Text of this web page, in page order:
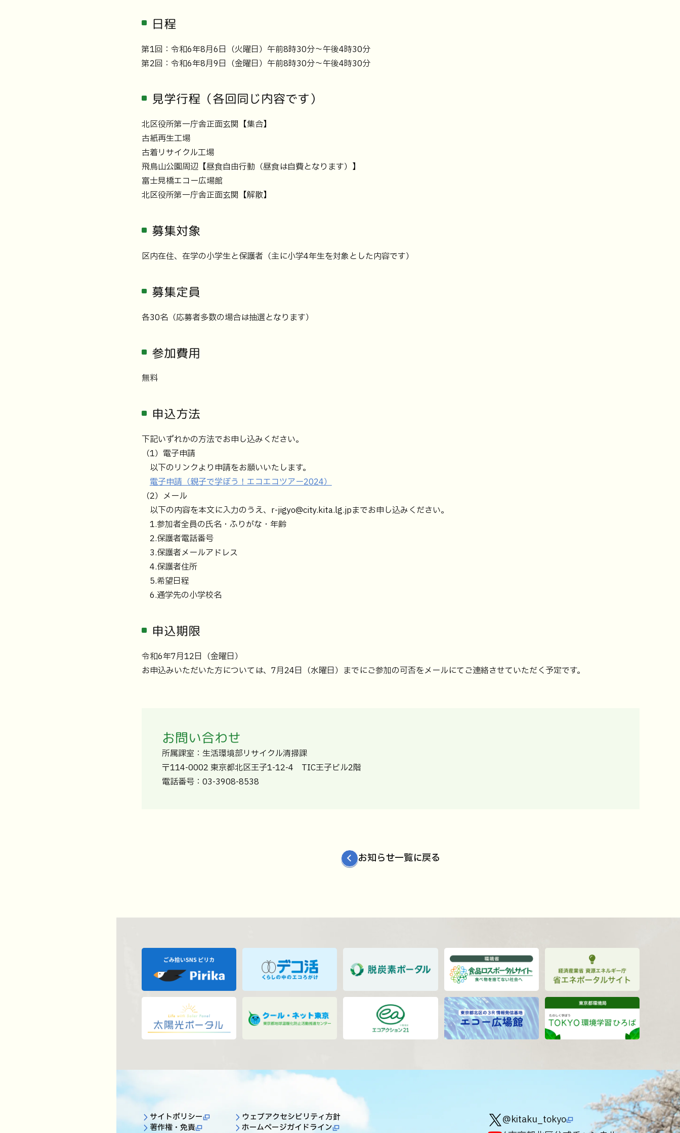
日程
第1回：令和6年8月6日（火曜日）午前8時30分～午後4時30分
第2回：令和6年8月9日（金曜日）午前8時30分～午後4時30分
見学行程（各回同じ内容です）
北区役所第一庁舎正面玄関【集合】
→古紙再生工場
→古着リサイクル工場
→飛鳥山公園周辺【昼食自由行動（昼食は自費となります）】
→富士見橋エコー広場館
→北区役所第一庁舎正面玄関【解散】
募集対象
区内在住、在学の小学生と保護者（主に小学4年生を対象とした内容です）
募集定員
各30名（応募者多数の場合は抽選となります）
参加費用
無料
申込方法
下記いずれかの方法でお申し込みください。
（1）電子申請
以下のリンクより申請をお願いいたします。
電子申請（親子で学ぼう！エコエコツアー2024）
（2）メール
以下の内容を本文に入力のうえ、r-jigyo@city.kita.lg.jpまでお申し込みください。
1.参加者全員の氏名・ふりがな・年齢
2.保護者電話番号
3.保護者メールアドレス
4.保護者住所
5.希望日程
6.通学先の小学校名
申込期限
令和6年7月12日（金曜日）
お申込みいただいた方については、7月24日（水曜日）までにご参加の可否をメールにてご連絡させていただく予定です。
お問い合わせ
所属課室：生活環境部リサイクル清掃課
〒114-0002 東京都北区王子1-12-4 TIC王子ビル2階
電話番号：03-3908-8538
お知らせ一覧に戻る
サイトポリシー
著作権・免責
ウェブアクセシビリティ方針
ホームページガイドライン
@kitaku_tokyo